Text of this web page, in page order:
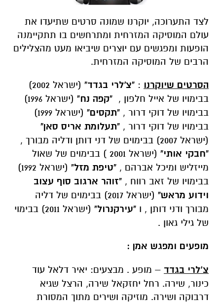
לצד התערוכה, יוקרנו שמונה סרטים שתיעדו את
עולם המוסיקה המזרחית ומתרחשים בו תתקיימנה
הופעות ומפגשים עם יוצרים שיביאו מעט מהצלילים
הרבים של המוסיקה המזרחית.
הסרטים שיוקרנו : "צ'לרי בגדד"
(ישראל 2002)
בבימויו של אייל חלפון , "קפה נח"
(ישראל 1996)
בבימויו של דוקי דרור , "תקסים"
(ישראל 1999)
בבימויו של דוקי דרור , "תעלומת אריס סאן"
(ישראל 2007) בבימוים של דני דותן ודליה מבורך ,
"חבקי אותי"
(ישראל 2001 ) בבימוים של שאול
מייזליש ומיכל אברהם , "טיפת מזל"
(ישראל 1992)
בבימויו של זאב רווח , "זוהר ארגוב סוף עצוב
וידוע מראש"
(ישראל 2017) בבימוים של דליה
מבורך ודני דותן , ו "עירקנרול"
(ישראל 2011) בבימוי
של גילי גאון .
מופעים ומפגש אמן :
צ’לרי בגדד – מופע . מבצעים: יאיר דלאל עוד
כינור, שירה. רחל יחזקאל שירה, הרצל שגיא
דרבוקה ושירה. מוזיקה ושירים מתוך המסורת